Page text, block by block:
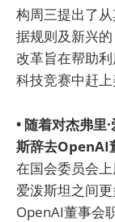
构周三提出了
据规则及新兴
改革旨在帮助
科技竞赛中赶上
• 随着对杰弗里
斯辞去OpenAI
在国会委员会
爱泼斯坦之间
OpenAI董事会